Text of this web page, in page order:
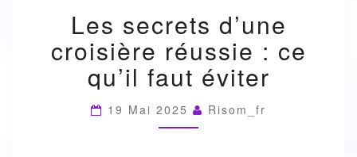
SECRETS
D’UNE
CROISIÈRE
RÉUSSIE
:
QU’IL
FAUT
Les secrets d’une
croisière réussie : ce
qu’il faut éviter
19 Mai 2025 Risom_fr